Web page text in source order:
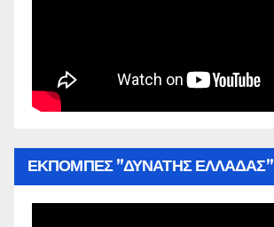
ΕΚΠΟΜΠΕΣ ”ΔΥΝΑΤΗΣ ΕΛΛΑΔΑΣ”